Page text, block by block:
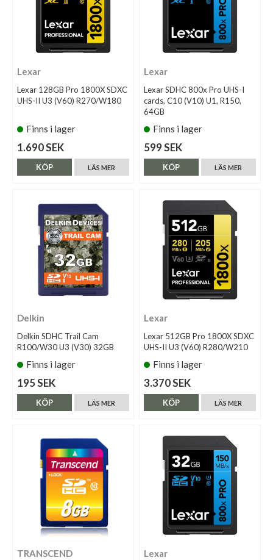
Lexar
Lexar 128GB Pro 1800X SDXC
UHS-II U3 (V60) R270/W180
Finns i lager
1.690 SEK
LÄS MER
KÖP
Lexar
Lexar SDHC 800x Pro UHS-I
cards, C10 (V10) U1, R150,
64GB
Finns i lager
599 SEK
LÄS MER
KÖP
Delkin
Delkin SDHC Trail Cam
R100/W30 U3 (V30) 32GB
Finns i lager
195 SEK
LÄS MER
KÖP
Lexar
Lexar 512GB Pro 1800X SDXC
UHS-II U3 (V60) R280/W210
Finns i lager
3.370 SEK
LÄS MER
KÖP
TRANSCEND Lexar